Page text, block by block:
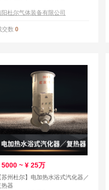
阳杜尔气体装备有限公司
交数 0
5000 ~ ¥ 25万
苏州杜尔】电加热水浴式汽化器／
器